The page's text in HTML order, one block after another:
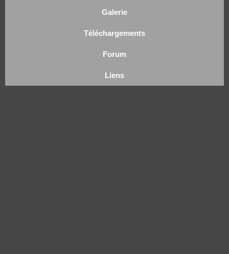
Galerie
Téléchargements
Forum
Liens